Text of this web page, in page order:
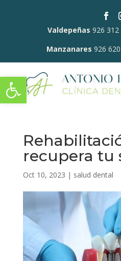
Abrir barra de herramientas
Valdepeñas 926 312
Manzanares 926
recupera tu
Oct 10, 2023 | salud dental